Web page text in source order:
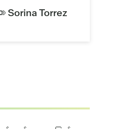
Sorina Torrez